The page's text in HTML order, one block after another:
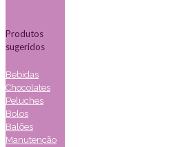
Produtos
sugeridos
Bebidas
Chocolates
Peluches
Bolos
Balões
Manutenção